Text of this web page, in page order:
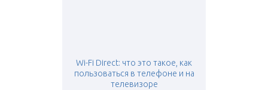
Wi-Fi Direct: что это такое, как
пользоваться в телефоне и на
телевизоре